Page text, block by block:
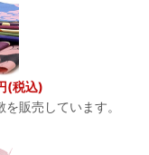
(税込)
販売しています。